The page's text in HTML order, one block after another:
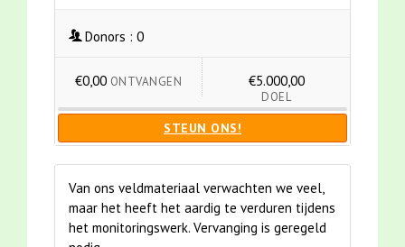
Donors : 0
€0,00 ONTVANGEN €5.000,00
DOEL
STEUN ONS!
Van ons veldmateriaal verwachten we veel,
maar het heeft het aardig te verduren tijdens
het monitoringswerk. Vervanging is geregeld